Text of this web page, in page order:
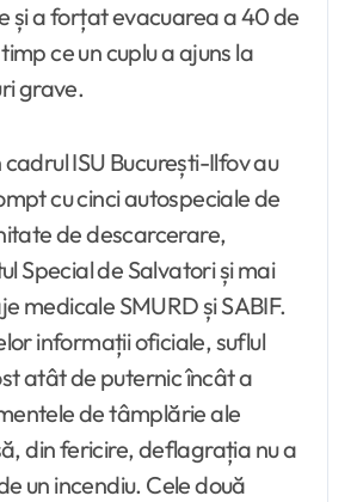
și a forțat evacuarea a 40 de
ce un cuplu a ajuns la
grave.
ISU București-Ilfov au
cu cinci autospeciale de
de descarcerare,
Special de Salvatori și mai
medicale SMURD și SABIF.
informații oficiale, suflul
atât de puternic încât a
de tâmplărie ale
din fericire, deflagrația nu a
un incendiu. Cele două